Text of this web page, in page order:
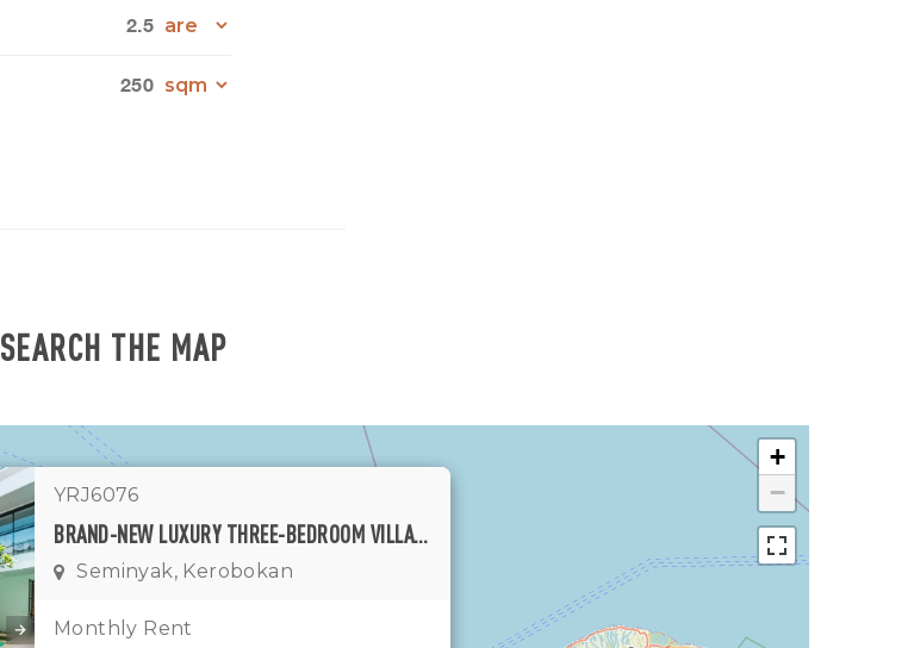
2.5
250
SEARCH THE MAP
YRJ6076
BRAND-NEW LUXURY THREE-BEDROOM VILLA IN PRIME KEROBOKAN LOCATION
Seminyak, Kerobokan
Monthly Rent
+
−